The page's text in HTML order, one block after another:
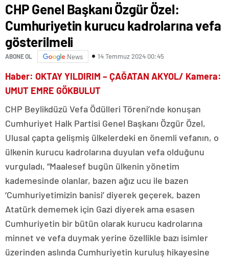
CHP Genel Başkanı Özgür Özel:
Cumhuriyetin kurucu kadrolarına vefa
gösterilmeli
ABONE OL News 14 Temmuz 2024 00:45
Haber: OKTAY YILDIRIM – ÇAĞATAN AKYOL/ Kamera:
UMUT EMRE GÖKBULUT
CHP Beylikdüzü Vefa Ödülleri Töreni’nde konuşan
Cumhuriyet Halk Partisi Genel Başkanı Özgür Özel,
Ulusal çapta gelişmiş ülkelerdeki en önemli vefanın, o
ülkenin kurucu kadrolarına duyulan vefa olduğunu
vurguladı, “Maalesef bugün ülkenin yönetim
kademesinde olanlar, bazen ağız ucu ile bazen
‘Cumhuriyetimizin banisi’ diyerek geçerek, bazen
Atatürk dememek için Gazi diyerek ama esasen
Cumhuriyetin bir bütün olarak kurucu kadrolarına
minnet ve vefa duymak yerine özellikle bazı isimler
üzerinden aslında Cumhuriyetin kuruluş hikayesine